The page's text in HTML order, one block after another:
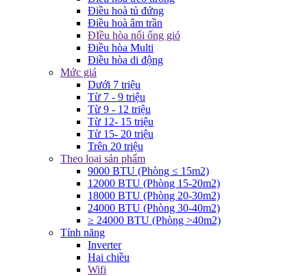
Điều hoà tủ đứng
Điều hoà âm trần
ĐIều hòa nối ống gió
Điều hòa Multi
Điều hòa di động
Mức giá
Dưới 7 triệu
Từ 7 - 9 triệu
Từ 9 - 12 triệu
Từ 12- 15 triệu
Từ 15- 20 triệu
Trên 20 triệu
Theo loại sản phẩm
9000 BTU (Phòng ≤ 15m2)
12000 BTU (Phòng 15-20m2)
18000 BTU (Phòng 20-30m2)
24000 BTU (Phòng 30-40m2)
≥ 24000 BTU (Phòng >40m2)
Tính năng
Inverter
Hai chiều
Wifi